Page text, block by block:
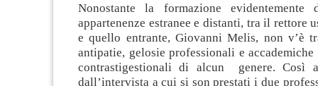
Nonostante la formazione
appartenenze estranee e distanti, tra il rettore
e quello entrante, Giovanni Melis, non v’è
antipatie, gelosie professionali e
contrastigestionali di alcun genere. Così
dall’intervista a cui si son prestati i due